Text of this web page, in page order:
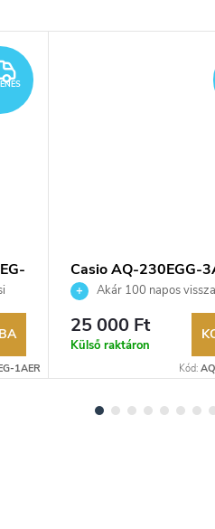
INGYENES
1AER
Casio AQ-230EGG-
karóraAkár 100 napos
lehetőség. Hivatalos
25 000 Ft
Külső raktáron
Kód: